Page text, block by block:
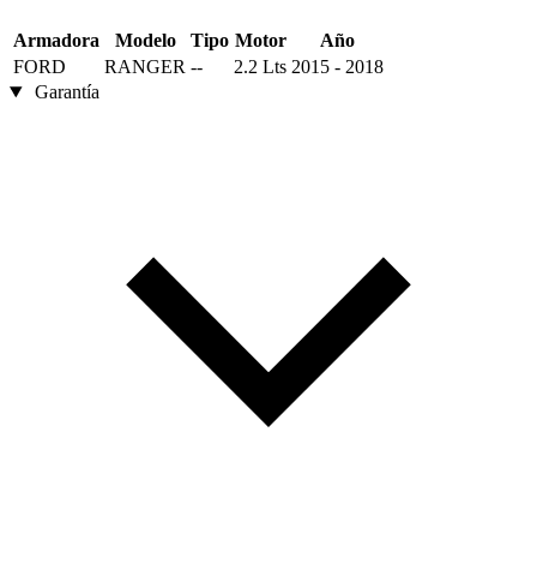
Armadora Modelo Tipo Motor
Año
FORD
RANGER -- 2.2 Lts 2015 - 2018
Garantía